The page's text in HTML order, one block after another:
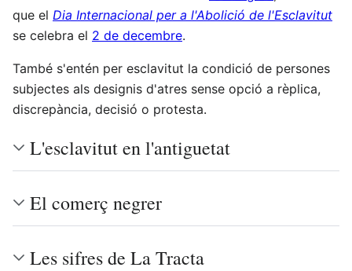
que el Dia Internacional per a l'Abolició de l'Esclavitut
se celebra el 2 de decembre.
També s'entén per esclavitut la condició de persones
subjectes als designis d'atres sense opció a rèplica,
discrepància, decisió o protesta.
L'esclavitut en l'antiguetat
El comerç negrer
Les sifres de La Tracta